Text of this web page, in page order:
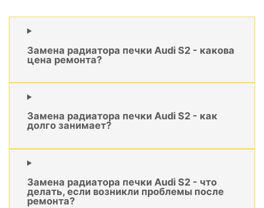
Замена радиатора печки Audi S2 - какова
цена ремонта?
Замена радиатора печки Audi S2 - как
долго занимает?
Замена радиатора печки Audi S2 - что
делать, если возникли проблемы после
ремонта?